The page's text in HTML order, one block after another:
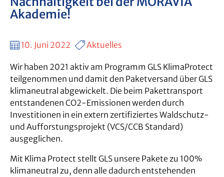
Akademie!
10. Juni 2022 Aktuelles
Wir haben 2021 aktiv am Programm GLS KlimaProtect
teilgenommen und damit den Paketversand über GLS
klimaneutral abgewickelt. Die beim Pakettransport
entstandenen CO2-Emissionen werden durch
Investitionen in ein extern zertifiziertes Waldschutz-
und Aufforstungsprojekt (VCS/CCB Standard)
ausgeglichen.
Mit Klima Protect stellt GLS unsere Pakete zu 100%
klimaneutral zu, denn alle dadurch entstehenden